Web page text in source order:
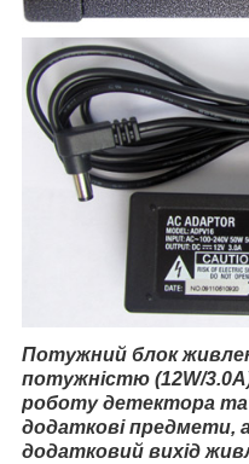
Потужний блок
потужністю (12W/
роботу детектора та
додаткові предмети,
додатковий вихід